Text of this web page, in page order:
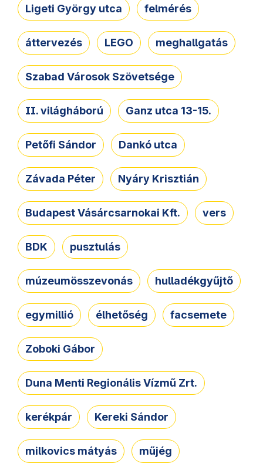
Ligeti György utca felmérés
áttervezés LEGO meghallgatás
Szabad Városok Szövetsége
II. világháború Ganz utca 13-15.
Petőfi Sándor Dankó utca
Závada Péter Nyáry Krisztián
Budapest Vásárcsarnokai Kft. vers
BDK pusztulás
múzeumösszevonás hulladékgyűjtő
egymillió élhetőség facsemete
Zoboki Gábor
Duna Menti Regionális Vízmű Zrt.
kerékpár Kereki Sándor
milkovics mátyás műjég